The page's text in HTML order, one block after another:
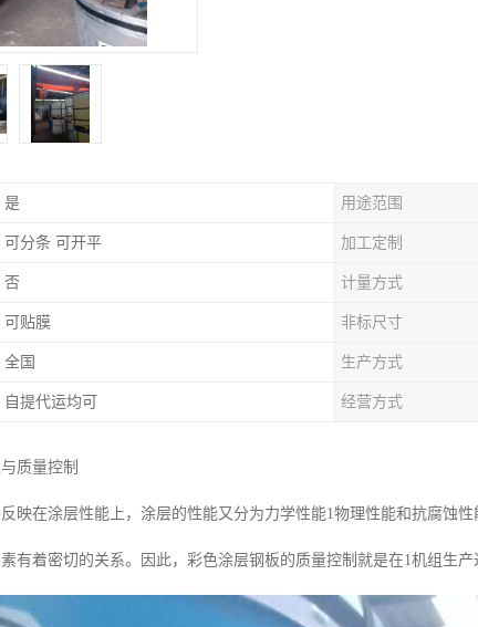
是 用途范围
可分条 可开平 加工定制
否 计量方式
可贴膜 非标尺寸
全国 生产方式
自提代运均可 经营方式
质量控制
映在涂层性能上，涂层的性能又分为力学性能1物理性能和抗腐蚀
有着密切的关系。因此，彩色涂层钢板的质量控制就是在1机组生